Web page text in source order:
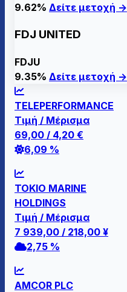
9.62% Δείτε μετοχή →
FDJ UNITED
FDJU
9.35% Δείτε μετοχή →
TELEPERFORMANCE
Τιμή / Μέρισμα
69,00 / 4,20 €
6,09 %
TOKIO MARINE
HOLDINGS
Τιμή / Μέρισμα
7 939,00 / 218,00 ¥
2,75 %
AMCOR PLC